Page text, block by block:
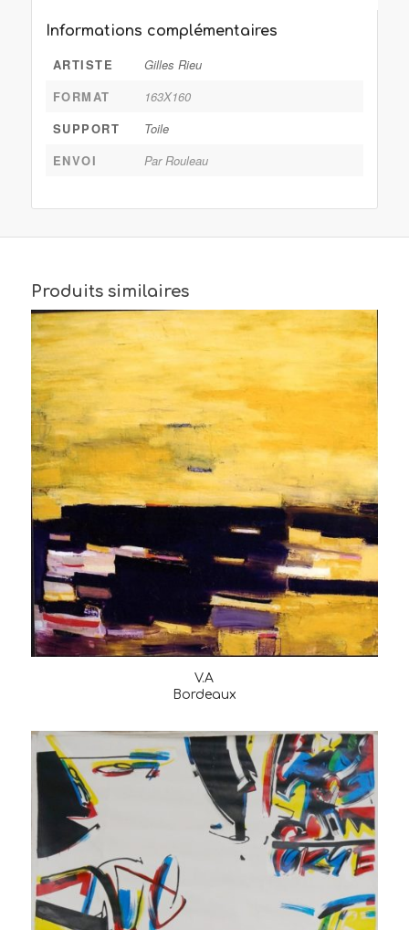
Informations complémentaires
ARTISTE
Gilles Rieu
FORMAT
163X160
SUPPORT
Toile
ENVOI
Par Rouleau
Produits similaires
V.A
Bordeaux